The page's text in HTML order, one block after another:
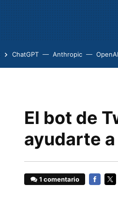
ChatGPT Anthropic OpenAI
El bot de
ayudarte
1 comentario